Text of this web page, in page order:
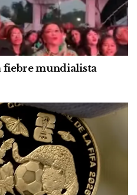
fiebre mundialista